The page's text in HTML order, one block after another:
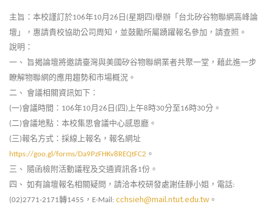
主旨：本校謹訂於106年10月26 日 (星期四)舉辦「台北矽谷物聯網高峰論
壇」，惠請貴校協助公司周知，並鼓勵所屬踴躍報名參加，請查照。
說明：
一、 旨揭論壇將邀請臺灣與美國矽谷物聯網業者共聚一堂，藉此進一步
瞭解物聯網的應用趨勢和市場概況。
二、 會議相關資訊如下：
(一)會議時間： 106年10月26 日 (四) 上午8時30分至16時30分。
(二)會議地點：本校集思會議中心感恩廳。
(三)報名方式：採線上報名，報名網址
https://goo.gl/forms/Da9PzFHKv8REQtFC2 。
三、 隨函檢附活動議程及交通資訊各1份。
四、 如有論壇報名相關疑問，請洽本校研發處謝佳靜小姐，電話:
(02)2771-2171轉1455 ， E-Mail: cchsieh@mail.ntut.edu.tw 。